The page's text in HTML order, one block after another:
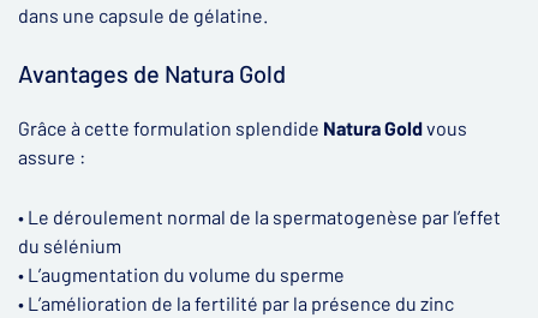
dans une capsule de gélatine.
Avantages de Natura Gold
Grâce à cette formulation splendide Natura Goldvous
assure :
• Le déroulement normal de la spermatogenèse par l’effet
du sélénium
• L’augmentation du volume du sperme
• L’amélioration de la fertilité par la présence du zinc